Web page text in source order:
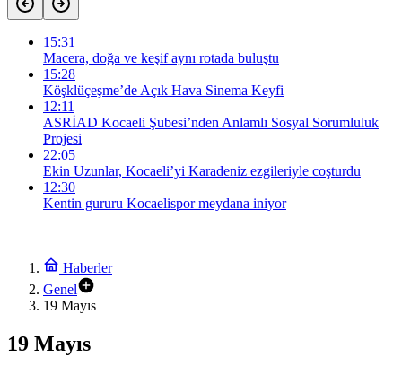
15:31
Macera, doğa ve keşif aynı rotada buluştu
15:28
Köşklüçeşme’de Açık Hava Sinema Keyfi
12:11
ASRİAD Kocaeli Şubesi’nden Anlamlı Sosyal Sorumluluk
Projesi
22:05
Ekin Uzunlar, Kocaeli’yi Karadeniz ezgileriyle coşturdu
12:30
Kentin gururu Kocaelispor meydana iniyor
Haberler
Genel
19 Mayıs
19 Mayıs